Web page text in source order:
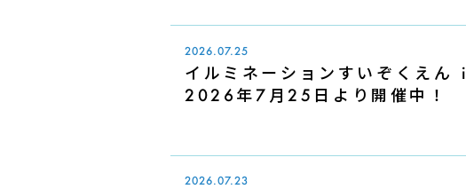
2026.07.25
イルミネーションすいぞくえん
2026年7月25日より開催中！
2026.07.23